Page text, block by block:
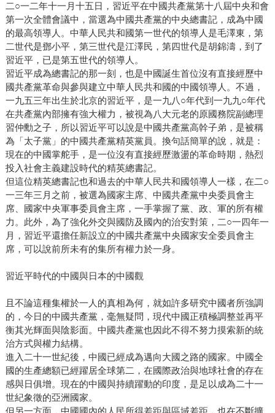
二○一二年十一月十五日，習近平在中國共產黨第十八屆中央和會
第一次全體會議中，當選為中國共產黨的中央總書記，成為中國
的最高領導人。中華人民共和國第一世代的領導人是毛澤東，第
二世代是鄧小平，第三世代是江澤民，第四世代是胡錦濤，到了
習近平，已是第五世代的領導人。
習近平成為總書記的那一刻，也是中國誕生首位沒有直接經歷中
國共產黨革命與參與建立中華人民共和國的中國領導人。不過，
一九五三年出生於北京的習近平，是一九八○年代到一九九○年代
在共產黨內部擁有強大權力，被視為八大元老的原國務院副總理
習仲勳之子，所以習近平可以說是中國共產黨高幹子弟，是被稱
為「太子黨」的中國共產黨精英黨員。換句話簡單的說，就是：
現在的中國掌舵手，是一位沒有直接經歷激盪的革命時期，熱烈
投入社會主義建設時代的精英總書記。
但這位精英總書記也和過去的中華人民共和國領導人一樣，在二○
一三年三月之前，被選為國家主席、中國共產黨中央委員會主
席、國家中央軍事委員會主席，一手掌握了黨、政、軍的所有權
力。此外，為了強化外交與國防及國內的治安對策，二○一四年一
月，習近平還擔任新設立的中國共產黨中央國家安全委員會主
席，可以說前所未有的集所有權力於一身。
習近平時代的中國與日本的中國觀
且不論這種集權於一人的真相為何，就如許多研究中國者所強調
的，今日的中國共產黨，毫無疑問，現代中國正積極調整並再平
衡其光輝面與陰影面。中國共產黨也因此不得不努力摸索新的統
治方式與權力結構。
進入二十一世紀後，中國已經成為邁向大國之路的國家。中國全
國的生產總額已經躍居全球第二，在國際政治與地球社會的存在
感與日俱增。現在的中國與持續躍動的印度，是足以成為二十一
世紀象徵的亞洲國家。
但另一方面，中國國內的人民所得差距與區域差距，也在不斷擴